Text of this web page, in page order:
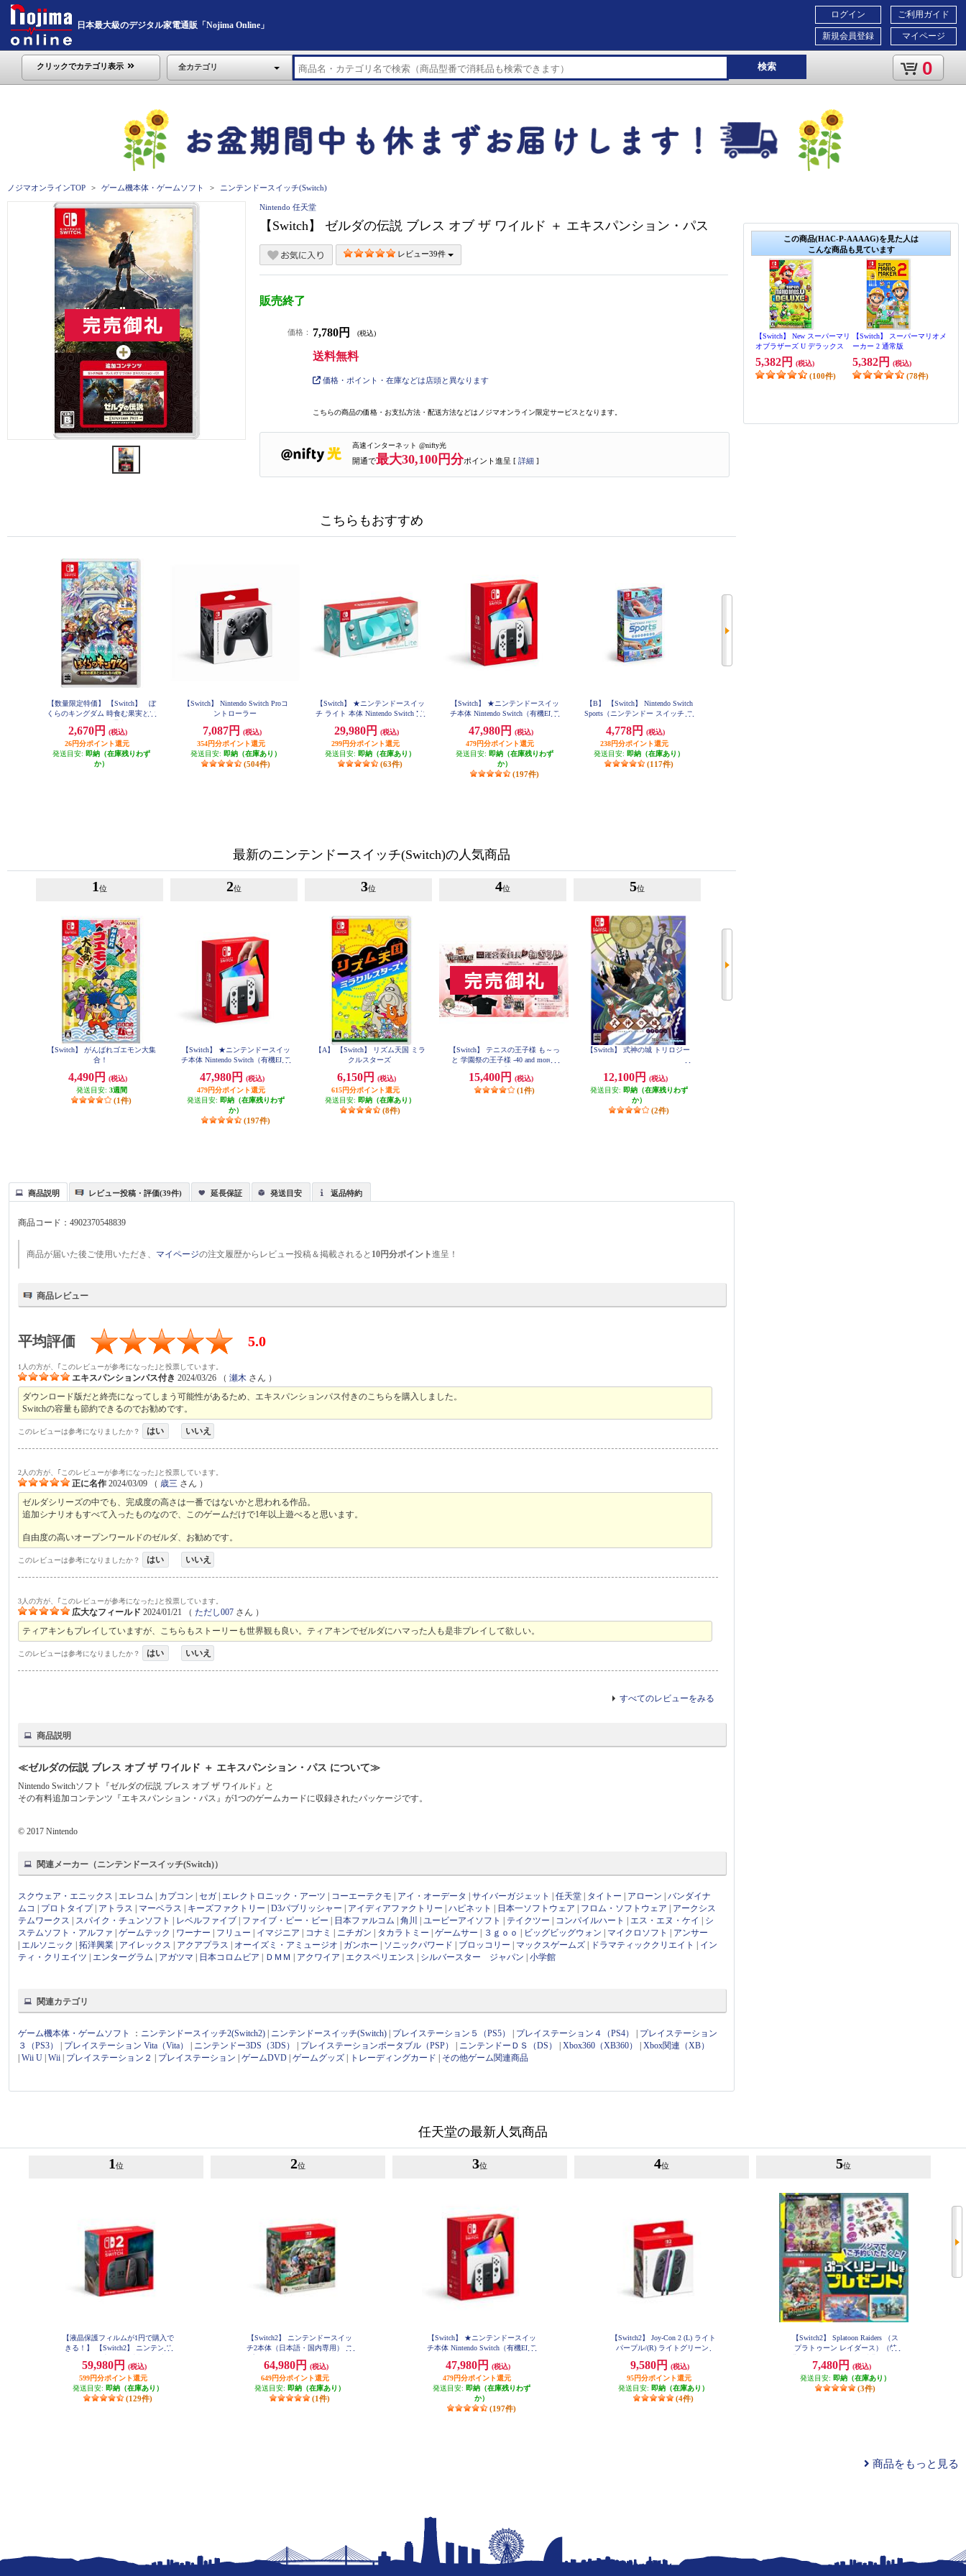
日本最大級のデジタル家電通販「Nojima Online」
ご利用ガイド
マイページ
ログイン
新規会員登録
クリックでカテゴリ表示 全カテゴリ 検索 0
ノジマオンラインTOP ゲーム機本体・ゲームソフト ニンテンドースイッチ(Switch)
この商品(HAC-P-AAAAG)を見た人は
こんな商品も見ています
【Switch】 New スーパーマリ
オブラザーズ U デラックス
5,382円 (税込)
(100件)
【Switch】 スーパーマリオメ
ーカー 2 通常版
5,382円 (税込)
(78件)
Nintendo 任天堂
【Switch】 ゼルダの伝説 ブレス オブ ザ ワイルド ＋ エキスパンション・パス
レビュー39件
販売終了
価格： 7,780円 (税込)
送料無料
価格・ポイント・在庫などは店頭と異なります
こちらの商品の価格・お支払方法・配送方法などはノジマオンライン限定サービスとなります。
高速インターネット @nifty光
開通で最大30,100円分ポイント進呈 [ 詳細 ]
こちらもおすすめ
【数量限定特価】 【Switch】 ぼ
くらのキングダム 時食む果実とい
2,670円
(税込)
26円分ポイント還元
発送目安: 即納（在庫残りわず
か）
【Switch】 Nintendo Switch Proコ
ントローラー
7,087円
(税込)
354円分ポイント還元
発送目安: 即納（在庫あり）
(504件)
【Switch】 ★ニンテンドースイッ
チ ライト 本体 Nintendo Switch Lit
29,980円
(税込)
299円分ポイント還元
発送目安: 即納（在庫あり）
(63件)
【Switch】 ★ニンテンドースイッ
チ本体 Nintendo Switch（有機ELモ
47,980円
(税込)
479円分ポイント還元
発送目安: 即納（在庫残りわず
か）
(197件)
【B】 【Switch】 Nintendo Switch
Sports（ニンテンドー スイッチ ス
4,778円
(税込)
238円分ポイント還元
発送目安: 即納（在庫あり）
(117件)
最新のニンテンドースイッチ(Switch)の人気商品
1 位
【Switch】 がんばれゴエモン大集
合！
4,490円
(税込)
発送目安: 3週間
(1件)
2位
【Switch】 ★ニンテンドースイッ
チ本体 Nintendo Switch（有機ELモ
47,980円
(税込)
479円分ポイント還元
発送目安: 即納（在庫残りわず
か）
(197件)
3位
【A】 【Switch】 リズム天国 ミラ
クルスターズ
6,150円
(税込)
615円分ポイント還元
発送目安: 即納（在庫あり）
(8件)
4位
【Switch】 テニスの王子様 も～っ
と 学園祭の王子様 -40 and more...
らいエディション
15,400円 (税込)
(1件)
5位
【Switch】 式神の城 トリロジー
12,100円
(税込)
発送目安: 即納（在庫残りわず
か）
(2件)
商品説明 レビュー投稿・評価(39件) 延長保証 発送目安 返品特約
商品コード：4902370548839
商品が届いた後ご使用いただき、 マイページの注文履歴からレビュー投稿＆掲載されると 10円分ポイント進呈！
商品レビュー
平均評価 5.0
1人の方が、｢このレビューが参考になった｣と投票しています。
エキスパンションパス付き 2024/03/26 （瀬木 さん ）
ダウンロード版だと終売になってしまう可能性があるため、エキスパンションパス付きのこちらを購入しました。
Switchの容量も節約できるのでお勧めです。
このレビューは参考になりましたか？ はい いいえ
2人の方が、｢このレビューが参考になった｣と投票しています。
正に名作 2024/03/09 （ 歳三 さん ）
ゼルダシリーズの中でも、完成度の高さは一番ではないかと思われる作品。
追加シナリオもすべて入ったものなので、このゲームだけで1年以上遊べると思います。
自由度の高いオープンワールドのゼルダ、お勧めです。
このレビューは参考になりましたか？ はい いいえ
3人の方が、｢このレビューが参考になった｣と投票しています。
広大なフィールド 2024/01/21 （ただし007 さん ）
ティアキンもプレイしていますが、こちらもストーリーも世界観も良い。ティアキンでゼルダにハマった人も是非プレイして欲しい。
このレビューは参考になりましたか？ はい いいえ
すべてのレビューをみる
商品説明
≪ゼルダの伝説 ブレス オブ ザ ワイルド ＋ エキスパンション・パス について≫
Nintendo Switchソフト『ゼルダの伝説 ブレス オブ ザ ワイルド』と
その有料追加コンテンツ『エキスパンション・パス』が1つのゲームカードに収録されたパッケージです。
© 2017 Nintendo
関連メーカー（ニンテンドースイッチ(Switch)）
スクウェア・エニックス エレコム カプコン |セガ エレクトロニック・アーツ コーエーテクモ アイ・オーデータ |サイバーガジェット |任天堂 タイトー アローン |バンダイナ
ムコ
プロトタイプ| アトラス マーベラス キーズファクトリー |D3パブリッシャー アイディアファクトリー |ハピネット 日本一ソフトウェア フロム・ソフトウェア
アークシス
テムワークス
スパイク・チュンソフト レベルファイブ ファイブ・ピー・ビー 日本ファルコム |角川 |ユービーアイソフト テイクツー コンパイルハート エス・エヌ・ケイ
シ
ステムソフト・アルファ |ゲームテック ワーナー フリュー イマジニア コナミ ニチガン タカラトミー |ゲームサー ３ｇｏｏ ビッグビッグウォン マイクロソフト
アンサー
エルソニック |拓洋興業 アイレックス アクアプラス オーイズミ・アミュージオ ガンホー ソニックパワード ブロッコリー マックスゲームズ ドラマティッククリエイト
イン
ティ・クリエイツ
エンターグラム アガツマ 日本コロムビア ＤＭＭ アクワイア エクスペリエンス シルバースター ジャパン |小学館
関連カテゴリ
ゲーム機本体・ゲームソフト ： ニンテンドースイッチ2(Switch2) ニンテンドースイッチ(Switch) プレイステーション５（PS5） プレイステーション４（PS4）
プレイステーション
３（PS3）
プレイステーション Vita（Vita） ニンテンドー3DS（3DS） プレイステーションポータブル（PSP） ニンテンドーＤＳ（DS） |Xbox360（XB360） |Xbox関連（XB）
|Wii U |Wii プレイステーション２ プレイステーション |ゲームDVD |ゲームグッズ トレーディングカード その他ゲーム関連商品
任天堂の最新人気商品
1 位
【液晶保護フィルムが1円で購入で
きる！】 【Switch2】 ニンテンド
用）
59,980円
(税込)
599円分ポイント還元
発送目安: 即納（在庫あり）
(129件)
2位
【Switch2】 ニンテンドースイッ
チ2本体（日本語・国内専用） ス
（特典：クッション付き ※シー
ルは付きません）
64,980円
(税込)
649円分ポイント還元
発送目安: 即納（在庫あり）
(1件)
3位
【Switch】 ★ニンテンドースイッ
チ本体 Nintendo Switch（有機ELモ
47,980円
(税込)
479円分ポイント還元
発送目安: 即納（在庫残りわず
か）
(197件)
4位
【Switch2】 Joy-Con 2 (L) ライト
パープル/(R) ライトグリーン
9,580円
(税込)
95円分ポイント還元
発送目安: 即納（在庫あり）
(4件)
5位
【Switch2】 Splatoon Raiders （ス
プラトゥーン レイダース）（特
くりシール 付き）
7,480円
(税込)
発送目安: 即納（在庫あり）
(3件)
商品をもっと見る